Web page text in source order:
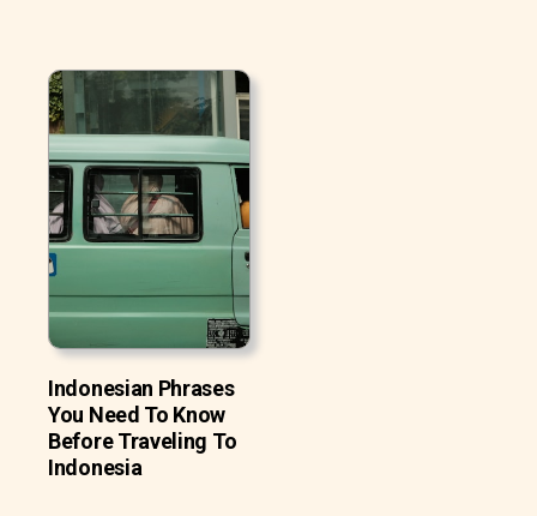
Indonesian Phrases
You Need To Know
Before Traveling To
Indonesia